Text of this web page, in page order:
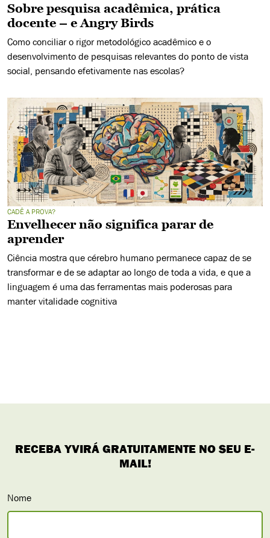
Sobre pesquisa acadêmica, prática
docente – e Angry Birds
Como conciliar o rigor metodológico acadêmico e o
desenvolvimento de pesquisas relevantes do ponto de vista
social, pensando efetivamente nas escolas?
CADÊ A PROVA?
Envelhecer não significa parar de
aprender
Ciência mostra que cérebro humano permanece capaz de se
transformar e de se adaptar ao longo de toda a vida, e que a
linguagem é uma das ferramentas mais poderosas para
manter vitalidade cognitiva
Nome